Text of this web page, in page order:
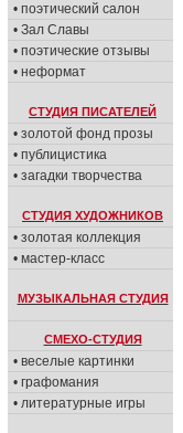
• поэтический салон
• Зал Славы
• поэтические отзывы
• неформат
СТУДИЯ ПИСАТЕЛЕЙ
• золотой фонд прозы
• публицистика
• загадки творчества
СТУДИЯ ХУДОЖНИКОВ
• золотая коллекция
• мастер-класс
МУЗЫКАЛЬНАЯ СТУДИЯ
СМЕХО-СТУДИЯ
• веселые картинки
• графомания
• литературные игры